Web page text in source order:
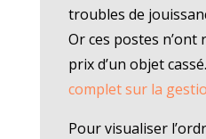
troubles de
Or ces postes n’ont
prix d’un objet
complet sur la
Pour visualiser